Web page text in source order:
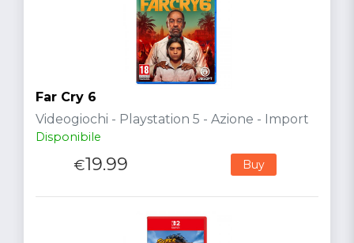
Far Cry 6
Videogiochi - Playstation 5 - Azione - Import
Disponibile
€19.99 Buy